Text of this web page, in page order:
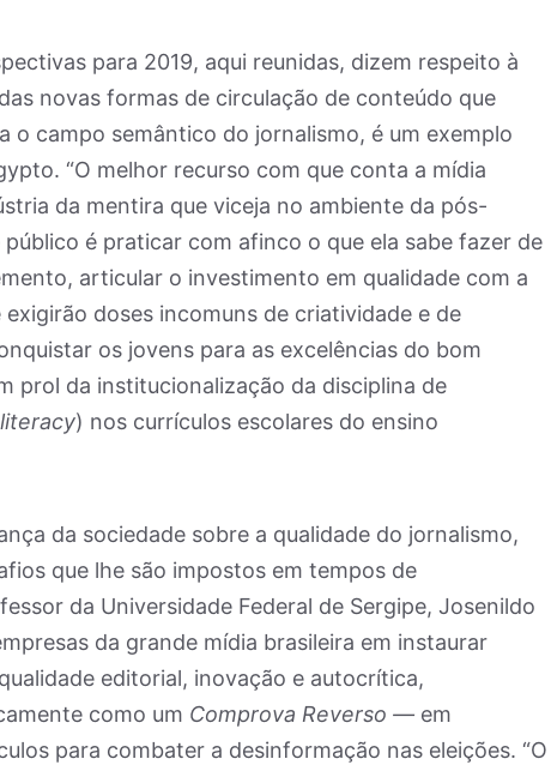
para 2019, aqui reunidas, dizem respeito à
novas formas de circulação de conteúdo que
o campo semântico do jornalismo, é um exemplo
“O melhor recurso com que conta a mídia
da mentira que viceja no ambiente da pós-
é praticar com afinco o que ela sabe fazer de
articular o investimento em qualidade com a
doses incomuns de criatividade e de
os jovens para as excelências do bom
prol da institucionalização da disciplina de
) nos currículos escolares do ensino
da sociedade sobre a qualidade do jornalismo,
que lhe são impostos em tempos de
da Universidade Federal de Sergipe, Josenildo
da grande mídia brasileira em instaurar
editorial, inovação e autocrítica,
como um Comprova Reverso — em
para combater a desinformação nas eleições. “O